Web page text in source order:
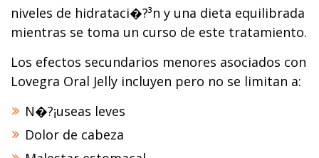
niveles de hidrataci�?³n y una dieta equilibrada
mientras se toma un curso de este tratamiento.
Los efectos secundarios menores asociados con
Lovegra Oral Jelly incluyen pero no se limitan a:
N�?¡useas leves
Dolor de cabeza